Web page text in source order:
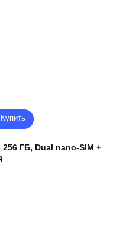
Купить
ГБ, Dual nano-SIM +